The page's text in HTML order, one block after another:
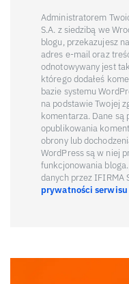
Administratorem
S.A. z siedzibą we
blogu, przekazujesz
adres e-mail oraz
odnotowywany jest
którego dodałeś
bazie systemu
na podstawie Twojej
komentarza. Dane są
opublikowania
obrony lub
WordPress są w niej
funkcjonowania
danych przez IFIRMA
prywatności